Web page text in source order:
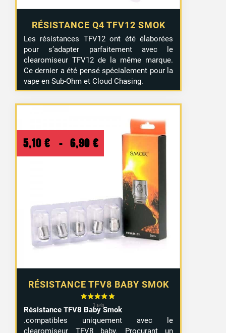
RÉSISTANCE Q4 TFV12 SMOK
Les résistances TFV12 ont été élaborées
pour s’adapter parfaitement avec le
clearomiseur TFV12 de la même marque.
Ce dernier a été pensé spécialement pour la
vape en Sub-Ohm et Cloud Chasing.
RÉSISTANCE TFV8 BABY SMOK
5,10 € – 6,90 €
Plage
de
prix :
5,10 €
à
6,90 €
Résistance TFV8 Baby Smok
.compatibles uniquement avec le
clearomiseur TFV8 baby. Procurant un